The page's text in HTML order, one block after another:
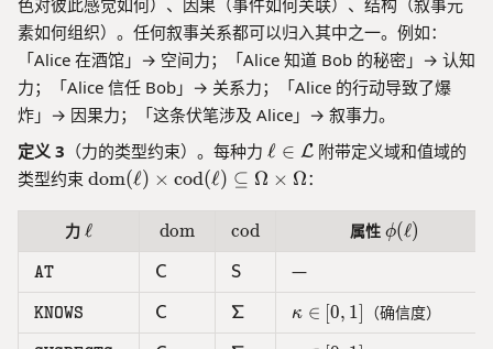
\
e
xi
st
s
\,
(
\
l,
)
\i
素如何组织）。任何叙事关系都可以归入其中之一。例如：
「Alice 在酒馆」→ 空间力；「Alice 知道 Bob 的秘密」→ 认知
力；「Alice 信任 Bob」→ 关系力；「Alice 的行动导致了爆
炸」→ 因果力；「这条伏笔涉及 Alice」→ 叙事力。
定义 3 （力的类型约束）。每种力 \
el
\i
m
t
ℓ ∈ L 附带定义域和值域的
类型约束 \
x
t
d
m
dom(ℓ) × cod(ℓ) ⊆ Ω × Ω：
力 \ell
ℓ \text{dom}
dom \text{cod}
cod 属性 \phi(\ell)
ϕ(ℓ)
\texttt{AT}
AT \mathsf{C}
C \mathsf{S}
S —
\texttt{KNOWS}
KNOWS \mathsf{C}
C \mathsf{\Sigma}
Σ \kappa \in [0,1]
κ ∈ [0, 1] （确信度）